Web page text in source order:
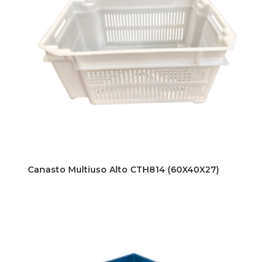
Canasto Multiuso Alto CTH814 (60X40X27)